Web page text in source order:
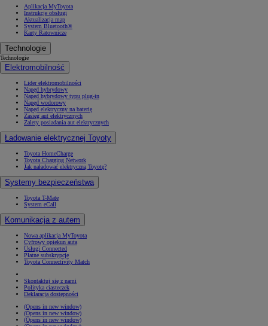
Aplikacja MyToyota
Instrukcje obsługi
Aktualizacja map
System Bluetooth®
Karty Ratownicze
Technologie
Technologie
Elektromobilność
Lider elektromobilności
Napęd hybrydowy
Napęd hybrydowy typu plug-in
Napęd wodorowy
Napęd elektryczny na baterię
Zasięg aut elektrycznych
Zalety posiadania aut elektrycznych
Ładowanie elektrycznej Toyoty
Toyota HomeCharge
Toyota Charging Network
Jak naładować elektryczną Toyotę?
Systemy bezpieczeństwa
Toyota T-Mate
System eCall
Komunikacja z autem
Nowa aplikacja MyToyota
Cyfrowy opiekun auta
Usługi Connected
Płatne subskrypcje
Toyota Connectivity Match
Skontaktuj się z nami
Polityka ciasteczek
Deklaracja dostępności
(Opens in new window)
(Opens in new window)
(Opens in new window)